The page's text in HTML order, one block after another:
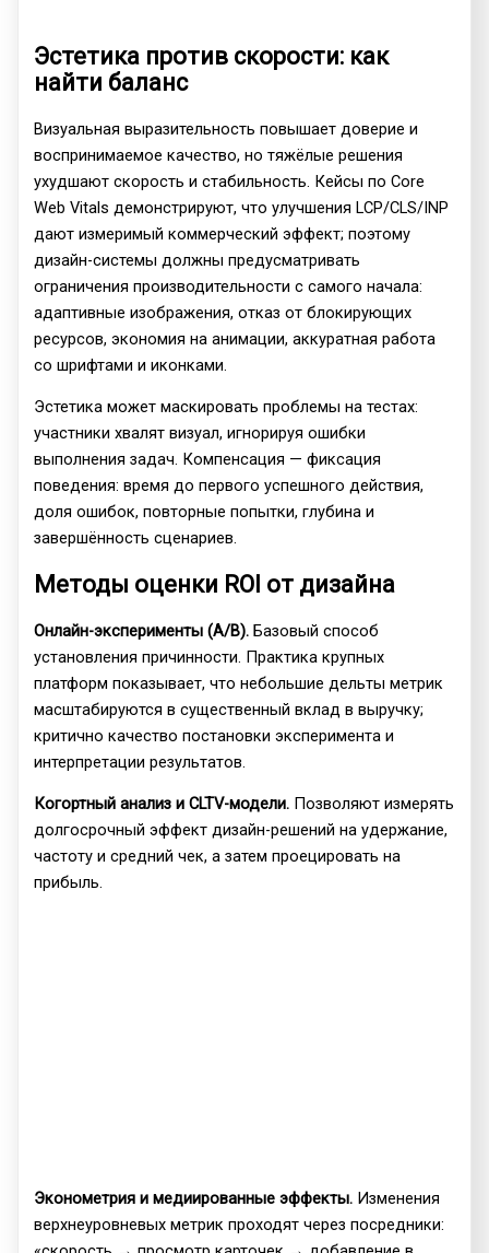
Эстетика против скорости: как
найти баланс
Визуальная выразительность повышает доверие и
воспринимаемое качество, но тяжёлые решения
ухудшают скорость и стабильность. Кейсы по Core
Web Vitals демонстрируют, что улучшения LCP/CLS/INP
дают измеримый коммерческий эффект; поэтому
дизайн-системы должны предусматривать
ограничения производительности с самого начала:
адаптивные изображения, отказ от блокирующих
ресурсов, экономия на анимации, аккуратная работа
со шрифтами и иконками.
Эстетика может маскировать проблемы на тестах:
участники хвалят визуал, игнорируя ошибки
выполнения задач. Компенсация — фиксация
поведения: время до первого успешного действия,
доля ошибок, повторные попытки, глубина и
завершённость сценариев.
Методы оценки ROI от дизайна
Онлайн-эксперименты (A/B). Базовый способ
установления причинности. Практика крупных
платформ показывает, что небольшие дельты метрик
масштабируются в существенный вклад в выручку;
критично качество постановки эксперимента и
интерпретации результатов.
Когортный анализ и CLTV-модели. Позволяют измерять
долгосрочный эффект дизайн-решений на удержание,
частоту и средний чек, а затем проецировать на
прибыль.
Эконометрия и медиированные эффекты. Изменения
верхнеуровневых метрик проходят через посредники: